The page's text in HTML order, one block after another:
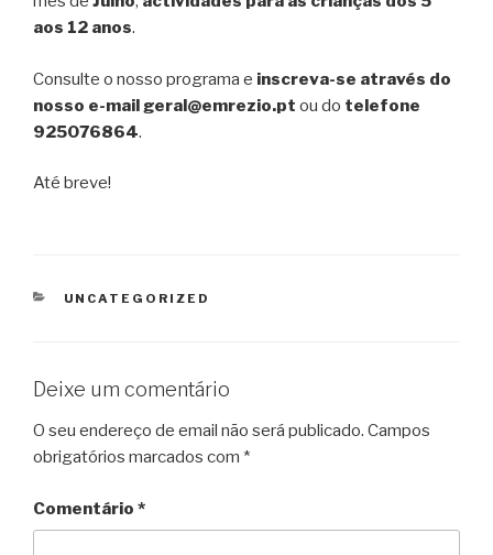
aos 12 anos.
Consulte o nosso programa e inscreva-se através do
nosso e-mail geral@emrezio.pt ou do telefone
925076864.
Até breve!
CATEGORIAS
UNCATEGORIZED
Deixe um comentário
O seu endereço de email não será publicado. Campos
obrigatórios marcados com *
Comentário *